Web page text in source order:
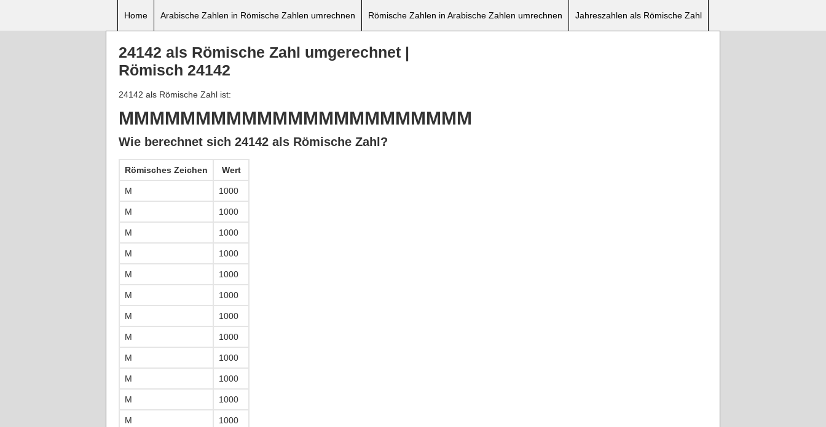
Home Arabische Zahlen in Römische Zahlen umrechnen Römische Zahlen in Arabische Zahlen umrechnen Jahreszahlen als Römische Zahl
24142 als Römische Zahl umgerechnet |
Römisch 24142
24142 als Römische Zahl ist:
MMMMMMMMMMMMMMMMMMMMMMMMCXLII
Wie berechnet sich 24142 als Römische Zahl?
Römisches Zeichen Wert
M 1000
M 1000
M 1000
M 1000
M 1000
M 1000
M 1000
M 1000
M 1000
M 1000
M 1000
M 1000